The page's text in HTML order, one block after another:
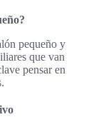
pequeño y
que van
pensar en